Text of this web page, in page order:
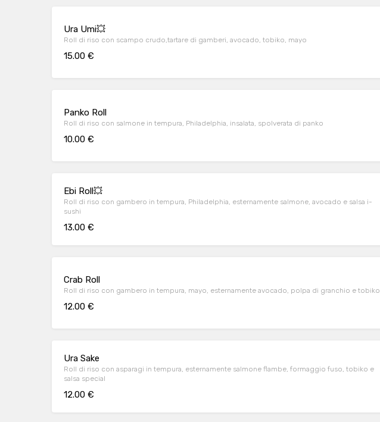
Ura Umi💥
Roll di riso con scampo crudo,tartare di gamberi, avocado, tobiko, mayo
15.00 €
Panko Roll
Roll di riso con salmone in tempura, Philadelphia, insalata, spolverata di panko
10.00 €
Ebi Roll💥
Roll di riso con gambero in tempura, Philadelphia, esternamente salmone, avocado e salsa i-
sushi
13.00 €
Crab Roll
Roll di riso con gambero in tempura, mayo, esternamente avocado, polpa di granchio e tobiko
12.00 €
Ura Sake
Roll di riso con asparagi in tempura, esternamente salmone flambe, formaggio fuso, tobiko e
salsa special
12.00 €